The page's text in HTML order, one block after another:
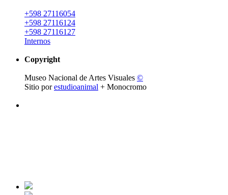
+598 27116054
+598 27116124
+598 27116127
Internos
Copyright
Museo Nacional de Artes Visuales ©
Sitio porestudioanimal + Monocromo